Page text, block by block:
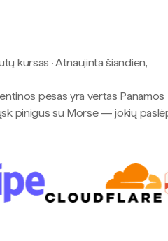
kursas ·Atnaujinta šiandien,
pesas yra vertas Panamos
pinigus su Morse — jokių